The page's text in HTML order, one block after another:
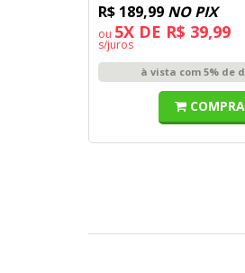
R$ 189,99 NO PIX
ou 5X DE R$ 39,99
s/juros
à vista com 5% de